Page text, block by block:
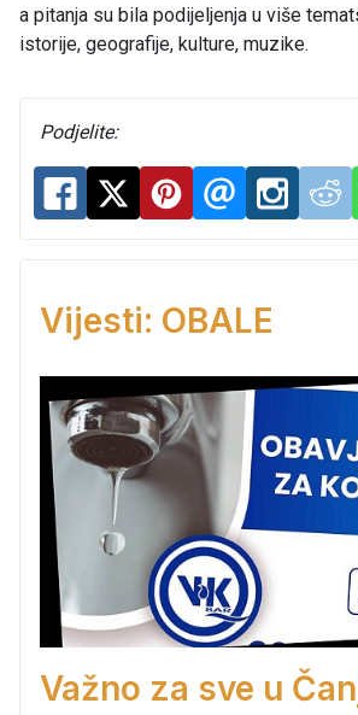
a pitanja su bila podijeljenja u više
istorije, geografije, kulture, muzike.
Podjelite:
Vijesti: OBALE
Važno za sve u